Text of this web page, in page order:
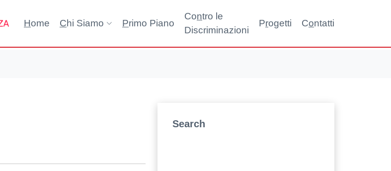
Home Chi Siamo Primo Piano
Contro le
Discriminazioni
Progetti Contatti
Search